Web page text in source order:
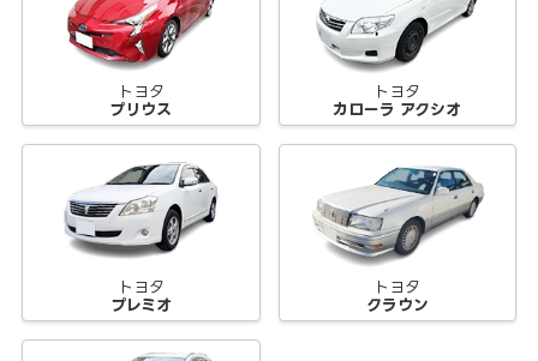
トヨタ
プリウス
トヨタ
カローラ アクシオ
トヨタ
プレミオ
トヨタ
クラウン